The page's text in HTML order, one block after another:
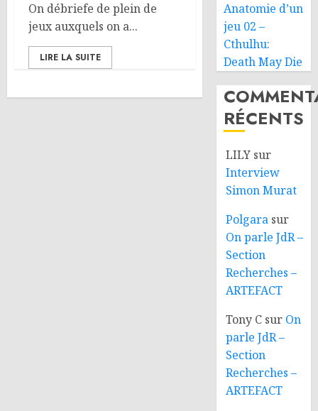
On débriefe de plein de
jeux auxquels on a...
LIRE LA SUITE
Anatomie d’un
jeu 02 –
Cthulhu:
Death May Die
RÉCENTS
LILY sur
Interview
Simon Murat
Polgara sur
On parle JdR –
Section
Recherches –
ARTEFACT
Tony C sur On
parle JdR –
Section
Recherches –
ARTEFACT